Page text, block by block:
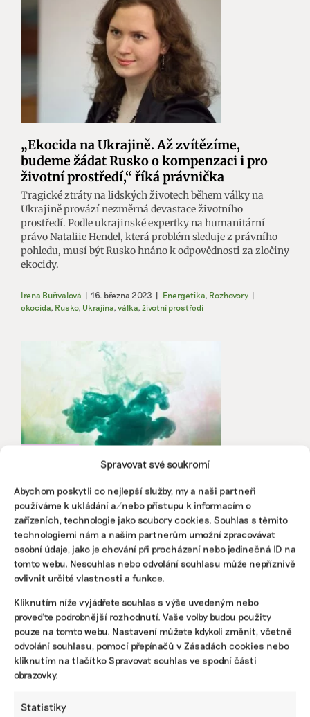
Spravovat své soukromí
Abychom poskytli co nejlepší služby, my a naši partneři
používáme k ukládání a/nebo přístupu k informacím o
zařízeních, technologie jako soubory cookies. Souhlas s těmito
technologiemi nám a našim partnerům umožní zpracovávat
osobní údaje, jako je chování při procházení nebo jedinečná ID na
tomto webu. Nesouhlas nebo odvolání souhlasu může nepříznivě
ovlivnit určité vlastnosti a funkce.
Kliknutím níže vyjádřete souhlas s výše uvedeným nebo
proveďte podrobnější rozhodnutí. Vaše volby budou použity
pouze na tomto webu. Nastavení můžete kdykoli změnit, včetně
odvolání souhlasu, pomocí přepínačů v Zásadách cookies nebo
kliknutím na tlačítko Spravovat souhlas ve spodní části
obrazovky.
Statistiky
„Ekocida na Ukrajině. Až zvítězíme,
budeme žádat Rusko o kompenzaci i pro
životní prostředí,“ říká právnička
Tragické ztráty na lidských životech během války na
Ukrajině provází nezměrná devastace životního
prostředí. Podle ukrajinské expertky na humanitární
právo Nataliie Hendel, která problém sleduje z právního
pohledu, musí být Rusko hnáno k odpovědnosti za zločiny
ekocidy.
Irena Buřívalová | 16. března 2023 | Energetika, Rozhovory |
ekocida, Rusko, Ukrajina, válka, životní prostředí
Nová pravidla zkomplikují greenwashing.
Balamucení spotřebitelů je čím dál tím
záludnější
Firmy se často snaží vytvořit dojem, že jejich produkty či
služby mají minimální dopad na životní prostředí, nebo
mu dokonce prospívají. Evropská unie nyní chystá řadu
opatření, která by měla tyto praktiky zarazit.
Irena Buřívalová 13. března 2023 | ESG Greenwashing EU,
greenwashing
marketing